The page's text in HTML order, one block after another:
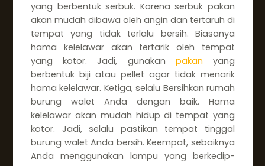
yang berbentuk serbuk. Karena serbuk pakan
akan mudah dibawa oleh angin dan tertaruh di
tempat yang tidak terlalu bersih. Biasanya
hama kelelawar akan tertarik oleh tempat
yang kotor. Jadi, gunakan pakan yang
berbentuk biji atau pellet agar tidak menarik
hama kelelawar. Ketiga, selalu Bersihkan rumah
burung walet Anda dengan baik. Hama
kelelawar akan mudah hidup di tempat yang
kotor. Jadi, selalu pastikan tempat tinggal
burung walet Anda bersih. Keempat, sebaiknya
Anda menggunakan lampu yang berkedip-